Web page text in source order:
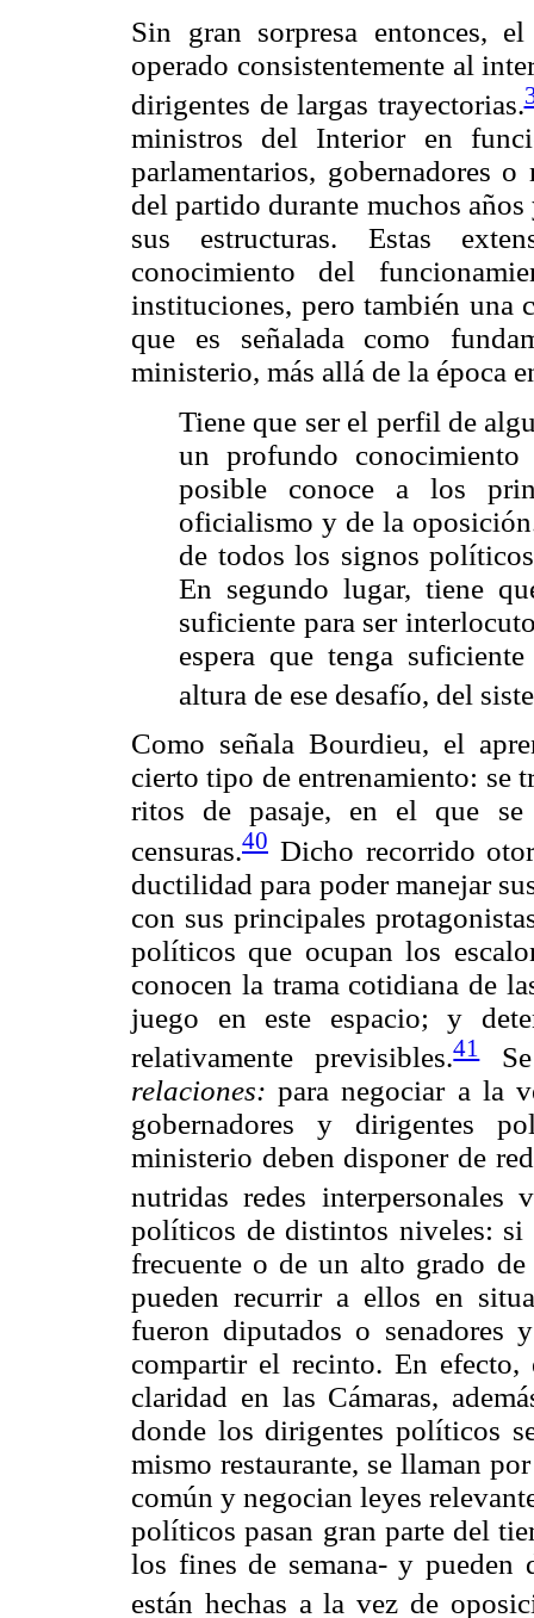
Sin gran sorpresa entonces,
operado consistentemente al
dirigentes de largas trayectorias.
ministros del Interior en
parlamentarios, gobernadores
del partido durante muchos
sus estructuras. Estas
conocimiento del
instituciones, pero también una
que es señalada como
ministerio, más allá de la época
Tiene que ser el perfil de
un profundo
posible conoce a los
oficialismo y de la
de todos los signos
En segundo lugar, tiene
suficiente para ser
espera que tenga
altura de ese desafío, del
Como señala Bourdieu, el
cierto tipo de entrenamiento: se
ritos de pasaje, en el que se
censuras.40 Dicho recorrido
ductilidad para poder manejar
con sus principales
políticos que ocupan los
conocen la trama cotidiana de
juego en este espacio; y
relativamente previsibles.41Se
relaciones: para negociar a la
gobernadores y dirigentes
ministerio deben disponer de
nutridas redes
políticos de distintos niveles: si
frecuente o de un alto grado
pueden recurrir a ellos en
fueron diputados o senadores
compartir el recinto. En
claridad en las Cámaras,
donde los dirigentes políticos
mismo restaurante, se llaman
común y negocian leyes
políticos pasan gran parte del
los fines de semana- y pueden
están hechas a la vez de